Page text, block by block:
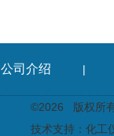
公司介绍 |
©2026 版权所
技术支持： 化工